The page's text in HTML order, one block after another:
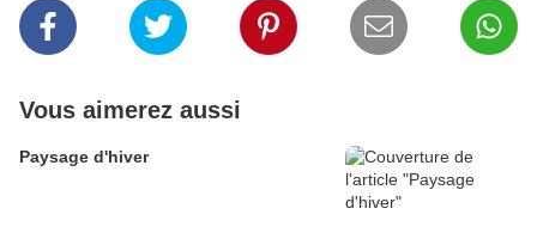
Vous aimerez aussi
Paysage d'hiver